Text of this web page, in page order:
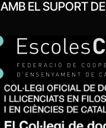
AMB EL SUPORT DE